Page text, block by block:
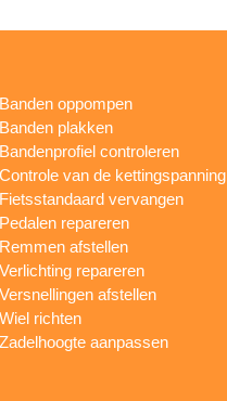
Banden oppompen
Banden plakken
Bandenprofiel controleren
Controle van de kettingspanning
Fietsstandaard vervangen
Pedalen repareren
Remmen afstellen
Verlichting repareren
Versnellingen afstellen
Wiel richten
Zadelhoogte aanpassen